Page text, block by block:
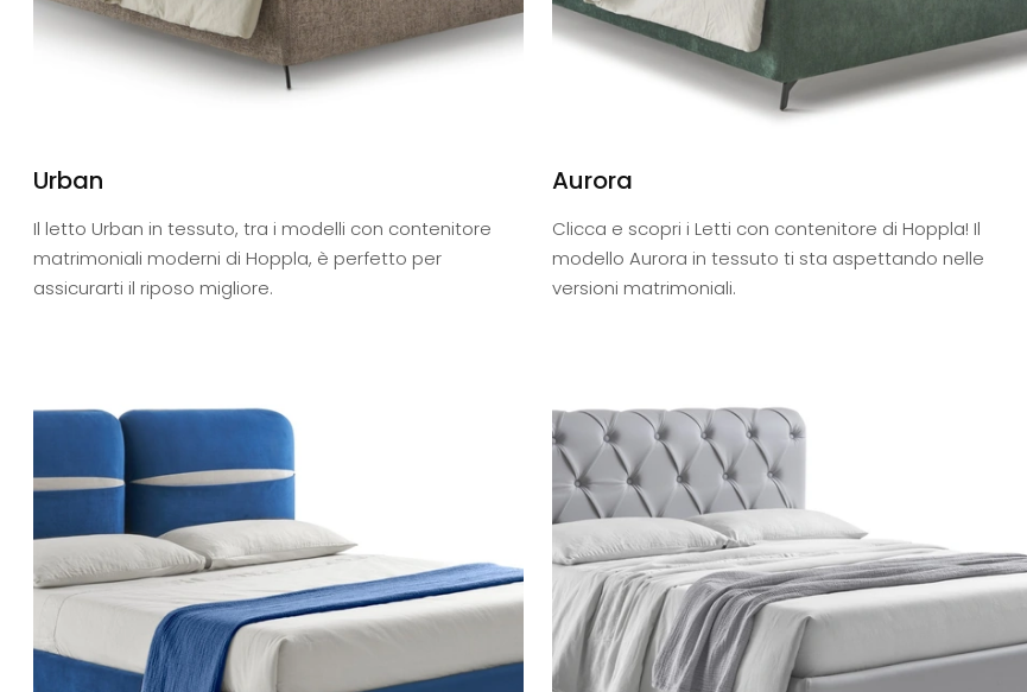
Urban
Il letto Urban in tessuto, tra i modelli con contenitore
matrimoniali moderni di Hoppla, è perfetto per
assicurarti il riposo migliore.
Aurora
Clicca e scopri i Letti con contenitore di Hoppla! Il
modello Aurora in tessuto ti sta aspettando nelle
versioni matrimoniali.